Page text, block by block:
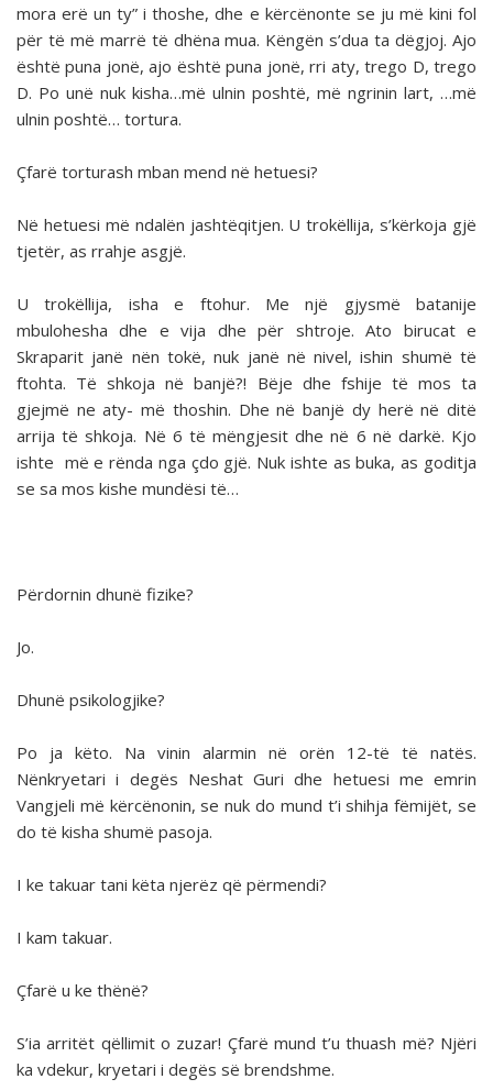
mora erë un ty” i thoshe, dhe e kërcënonte se ju më kini fol
për të më marrë të dhëna mua. Këngën s’dua ta dëgjoj. Ajo
është puna jonë, ajo është puna jonë, rri aty, trego D, trego
D. Po unë nuk kisha…më ulnin poshtë, më ngrinin lart, …më
ulnin poshtë… tortura.
Çfarë torturash mban mend në hetuesi?
Në hetuesi më ndalën jashtëqitjen. U trokëllija, s’kërkoja gjë
tjetër, as rrahje asgjë.
U trokëllija, isha e ftohur. Me një gjysmë batanije
mbulohesha dhe e vija dhe për shtroje. Ato birucat e
Skraparit janë nën tokë, nuk janë në nivel, ishin shumë të
ftohta. Të shkoja në banjë?! Bëje dhe fshije të mos ta
gjejmë ne aty- më thoshin. Dhe në banjë dy herë në ditë
arrija të shkoja. Në 6 të mëngjesit dhe në 6 në darkë. Kjo
ishte më e rënda nga çdo gjë. Nuk ishte as buka, as goditja
se sa mos kishe mundësi të…
Përdornin dhunë fizike?
Jo.
Dhunë psikologjike?
Po ja këto. Na vinin alarmin në orën 12-të të natës.
Nënkryetari i degës Neshat Guri dhe hetuesi me emrin
Vangjeli më kërcënonin, se nuk do mund t’i shihja fëmijët, se
do të kisha shumë pasoja.
I ke takuar tani këta njerëz që përmendi?
I kam takuar.
Çfarë u ke thënë?
S’ia arritët qëllimit o zuzar! Çfarë mund t’u thuash më? Njëri
ka vdekur, kryetari i degës së brendshme.